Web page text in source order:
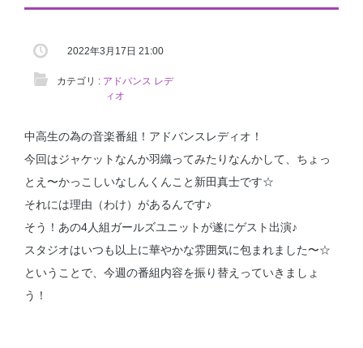
2022年3月17日 21:00
カテゴリ : アドバンス レデ
ィオ
中高生の為の音楽番組！アドバンスレディオ！
今回はジャケットなんか羽織ってみたりなんかして、ちょっ
とえ〜かっこしいなしんくんこと新田真士です☆
それには理由（わけ）があるんです♪
そう！あの4人組ガールズユニットが遂にゲスト出演♪
スタジオはいつも以上に華やかな雰囲気に包まれました〜☆
ということで、今週の番組内容を振り替えっていきましょ
う！